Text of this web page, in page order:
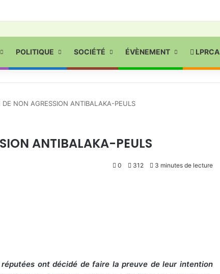
POLITIQUE SOCIÉTÉ ÉVÈNEMENT LPRCA
DE NON AGRESSION ANTIBALAKA-PEULS
ANTIBALAKA-PEULS
0 312 3 minutes de lecture
ont décidé de faire la preuve de leur intention